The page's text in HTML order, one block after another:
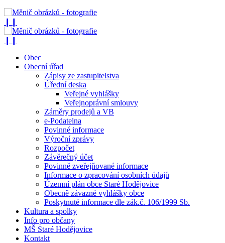
Obec
Obecní úřad
Zápisy ze zastupitelstva
Úřední deska
Veřejné vyhlášky
Veřejnoprávní smlouvy
Záměry prodejů a VB
e-Podatelna
Povinné informace
Výroční zprávy
Rozpočet
Závěrečný účet
Povinně zveřejňované informace
Informace o zpracování osobních údajů
Územní plán obce Staré Hodějovice
Obecně závazné vyhlášky obce
Poskytnuté informace dle zák.č. 106/1999 Sb.
Kultura a spolky
Info pro občany
MŠ Staré Hodějovice
Kontakt